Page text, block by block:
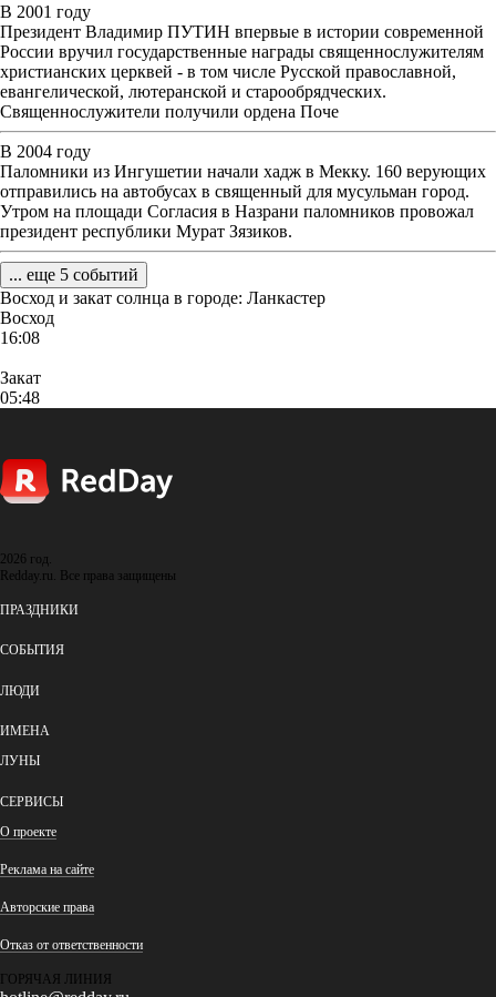
В 2001 году
Президент Владимир ПУТИН впервые в истории современной
России вручил государственные награды священнослужителям
христианских церквей - в том числе Русской православной,
евангелической, лютеранской и старообрядческих.
Священнослужители получили ордена Поче
В 2004 году
Паломники из Ингушетии начали хадж в Мекку. 160 верующих
отправились на автобусах в священный для мусульман город.
Утром на площади Согласия в Назрани паломников провожал
президент республики Мурат Зязиков.
... еще 5 событий
Восход и закат солнца в городе: Ланкастер
Восход
16:08
Закат
05:48
2026 год.
Redday.ru. Все права защищены
ПРАЗДНИКИ
СОБЫТИЯ
ЛЮДИ
ИМЕНА
ЛУНЫ
СЕРВИСЫ
О проекте
Реклама на сайте
Авторские права
Отказ от ответственности
ГОРЯЧАЯ ЛИНИЯ